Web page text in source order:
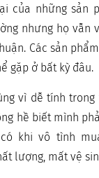
của những sản
nhưng họ vẫn
Các sản
gặp ở bất kỳ đâu.
vì dễ tính
hề biết mình
khi vô tình
lượng, mất vệ